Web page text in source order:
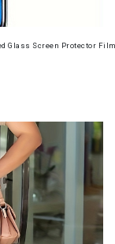
Glass Screen Protector